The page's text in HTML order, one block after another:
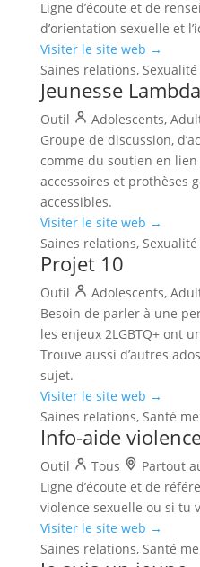
Ligne d’écoute et de
d’orientation sexuelle et
Visiter le site web →
Saines relations, Sexualité
Jeunesse Lambda
Outil Adolescents,
Groupe de discussion,
comme du soutien en
accessoires et prothèses
accessibles.
Visiter le site web →
Saines relations, Sexualité
Projet 10
Outil Adolescents,
Besoin de parler à une
les enjeux 2LGBTQ+ ont
Trouve aussi d’autres
sujet.
Visiter le site web →
Saines relations, Santé
Info-aide
Outil Tous
Partout
Ligne d’écoute et de
violence sexuelle ou si tu
Visiter le site web →
Saines relations, Santé